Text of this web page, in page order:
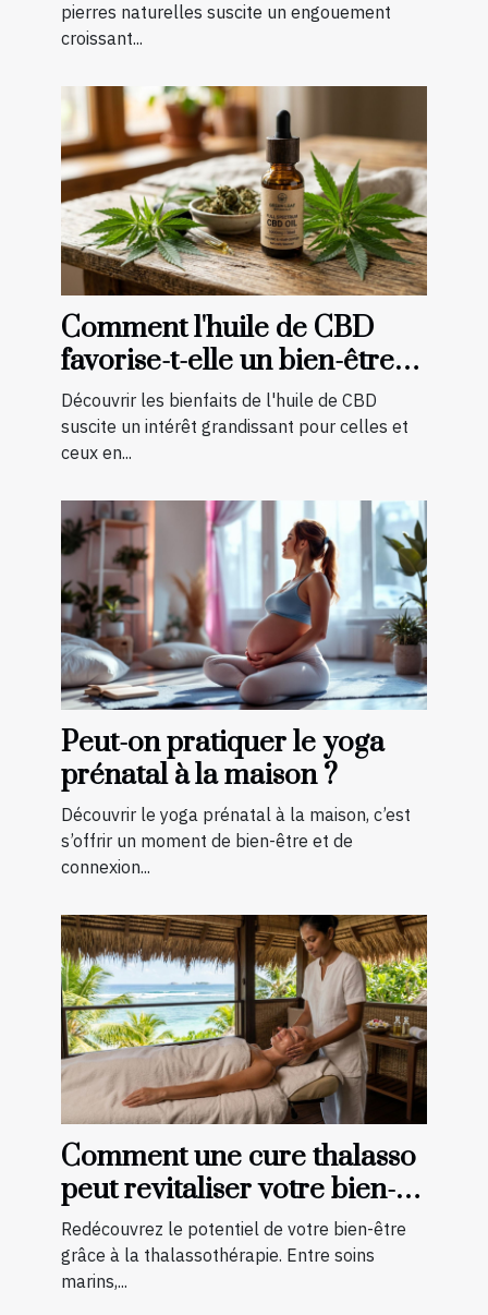
pierres naturelles suscite un engouement
croissant...
Comment l'huile de CBD
favorise-t-elle un bien-être
quotidien ?
Découvrir les bienfaits de l'huile de CBD
suscite un intérêt grandissant pour celles et
ceux en...
Peut-on pratiquer le yoga
prénatal à la maison ?
Découvrir le yoga prénatal à la maison, c’est
s’offrir un moment de bien-être et de
connexion...
Comment une cure thalasso
peut revitaliser votre bien-
être ?
Redécouvrez le potentiel de votre bien-être
grâce à la thalassothérapie. Entre soins
marins,...